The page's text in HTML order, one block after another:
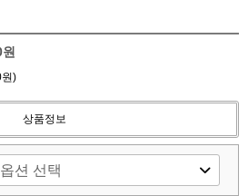
)
상품정보